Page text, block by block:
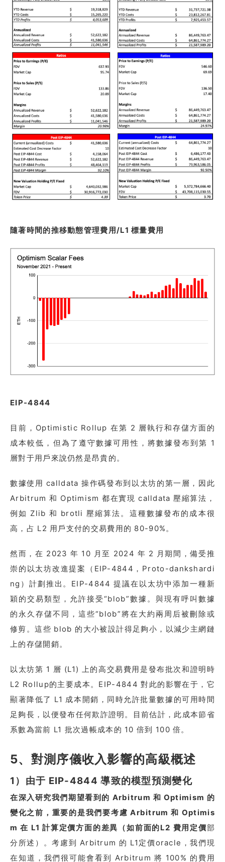
隨著時間的推移動態管理費用/L1 標量費用
EIP-4844
目前，Optimistic Rollup 在第 2 層執行和存儲方面的
成本較低，但為了遵守數據可用性，將數據發布到第 1
層對于用戶來說仍然是昂貴的。
數據使用 calldata 操作碼發布到以太坊的第一層，因此
Arbitrum 和 Optimism 都在實現 calldata 壓縮算法，
例如 Zlib 和 brotli 壓縮算法。這種數據發布的成本很
高，占 L2 用戶支付的交易費用的 80-90%。
然而，在 2023 年 10 月至 2024 年 2 月期間，備受推
崇的以太坊改進提案（EIP-4844，Proto-dankshardi
ng）計劃推出。EIP-4844 提議在以太坊中添加一種新
穎的交易類型，允許接受“blob”數據。與現有呼叫數據
的永久存儲不同，這些“blob”將在大約兩周后被刪除或
修剪。這些 blob 的大小被設計得足夠小，以減少主網鏈
上的存儲開銷。
以太坊第 1 層 (L1) 上的高交易費用是發布批次和證明時
L2 Rollup的主要成本。EIP-4844 對此的影響在于，它
顯著降低了 L1 成本開銷，同時允許批量數據的可用時間
足夠長，以便發布任何欺詐證明。目前估計，此成本節省
系數為當前 L1 批次過帳成本的 10 倍到 100 倍。
5、對測序儀收入影響的高級概述
1）由于 EIP-4844 導致的模型預測變化
在深入研究我們期望看到的 Arbitrum 和 Optimism 的
變化之前，重要的是我們要考慮 Arbitrum 和 Optimis
m 在 L1 計算定價方面的差異（如前面的L2 費用定價部
分所述）。考慮到 Arbitrum 的 L1定價oracle，我們現
在知道，我們很可能會看到 Arbitrum 將 100% 的費用